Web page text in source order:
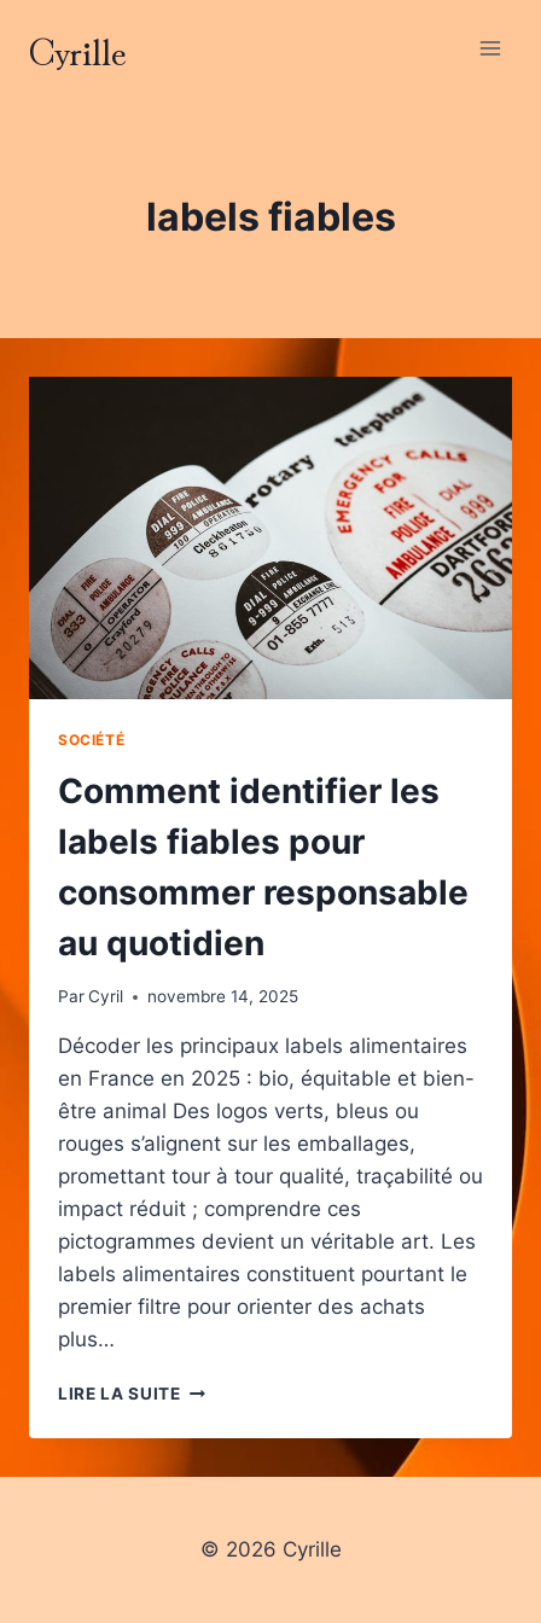
Cyrille
labels fiables
SOCIÉTÉ
Comment identifier les
labels fiables pour
consommer responsable
au quotidien
ParCyril novembre 14, 2025
Décoder les principaux labels alimentaires
en France en 2025 : bio, équitable et bien-
être animal Des logos verts, bleus ou
rouges s’alignent sur les emballages,
promettant tour à tour qualité, traçabilité ou
impact réduit ; comprendre ces
pictogrammes devient un véritable art. Les
labels alimentaires constituent pourtant le
premier filtre pour orienter des achats
plus…
LIRE LA SUITECOMMENT
LES
CONSOMMER
RESPONSABLE
© 2026 Cyrille